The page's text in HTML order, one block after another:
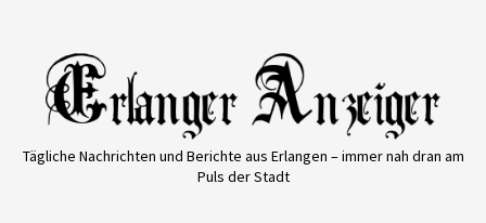
Tägliche Nachrichten und Berichte aus Erlangen – immer nah dran am
Puls der Stadt